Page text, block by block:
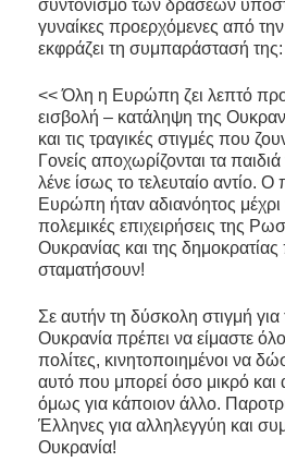
συντονισμό των δράσεων
γυναίκες προερχόμενες από
εκφράζει τη συμπαράστασή της:
<< Όλη η Ευρώπη ζει λεπτό
εισβολή – κατάληψη της
και τις τραγικές στιγμές που
Γονείς αποχωρίζονται τα
λένε ίσως το τελευταίο αντίο.
Ευρώπη ήταν αδιανόητος μέχρι
πολεμικές επιχειρήσεις της
Ουκρανίας και της δημοκρατίας
σταματήσουν!
Σε αυτήν τη δύσκολη στιγμή
Ουκρανία πρέπει να είμαστε
πολίτες, κινητοποιημένοι να
αυτό που μπορεί όσο μικρό και
όμως για κάποιον άλλο.
Έλληνες για αλληλεγγύη και
Ουκρανία!